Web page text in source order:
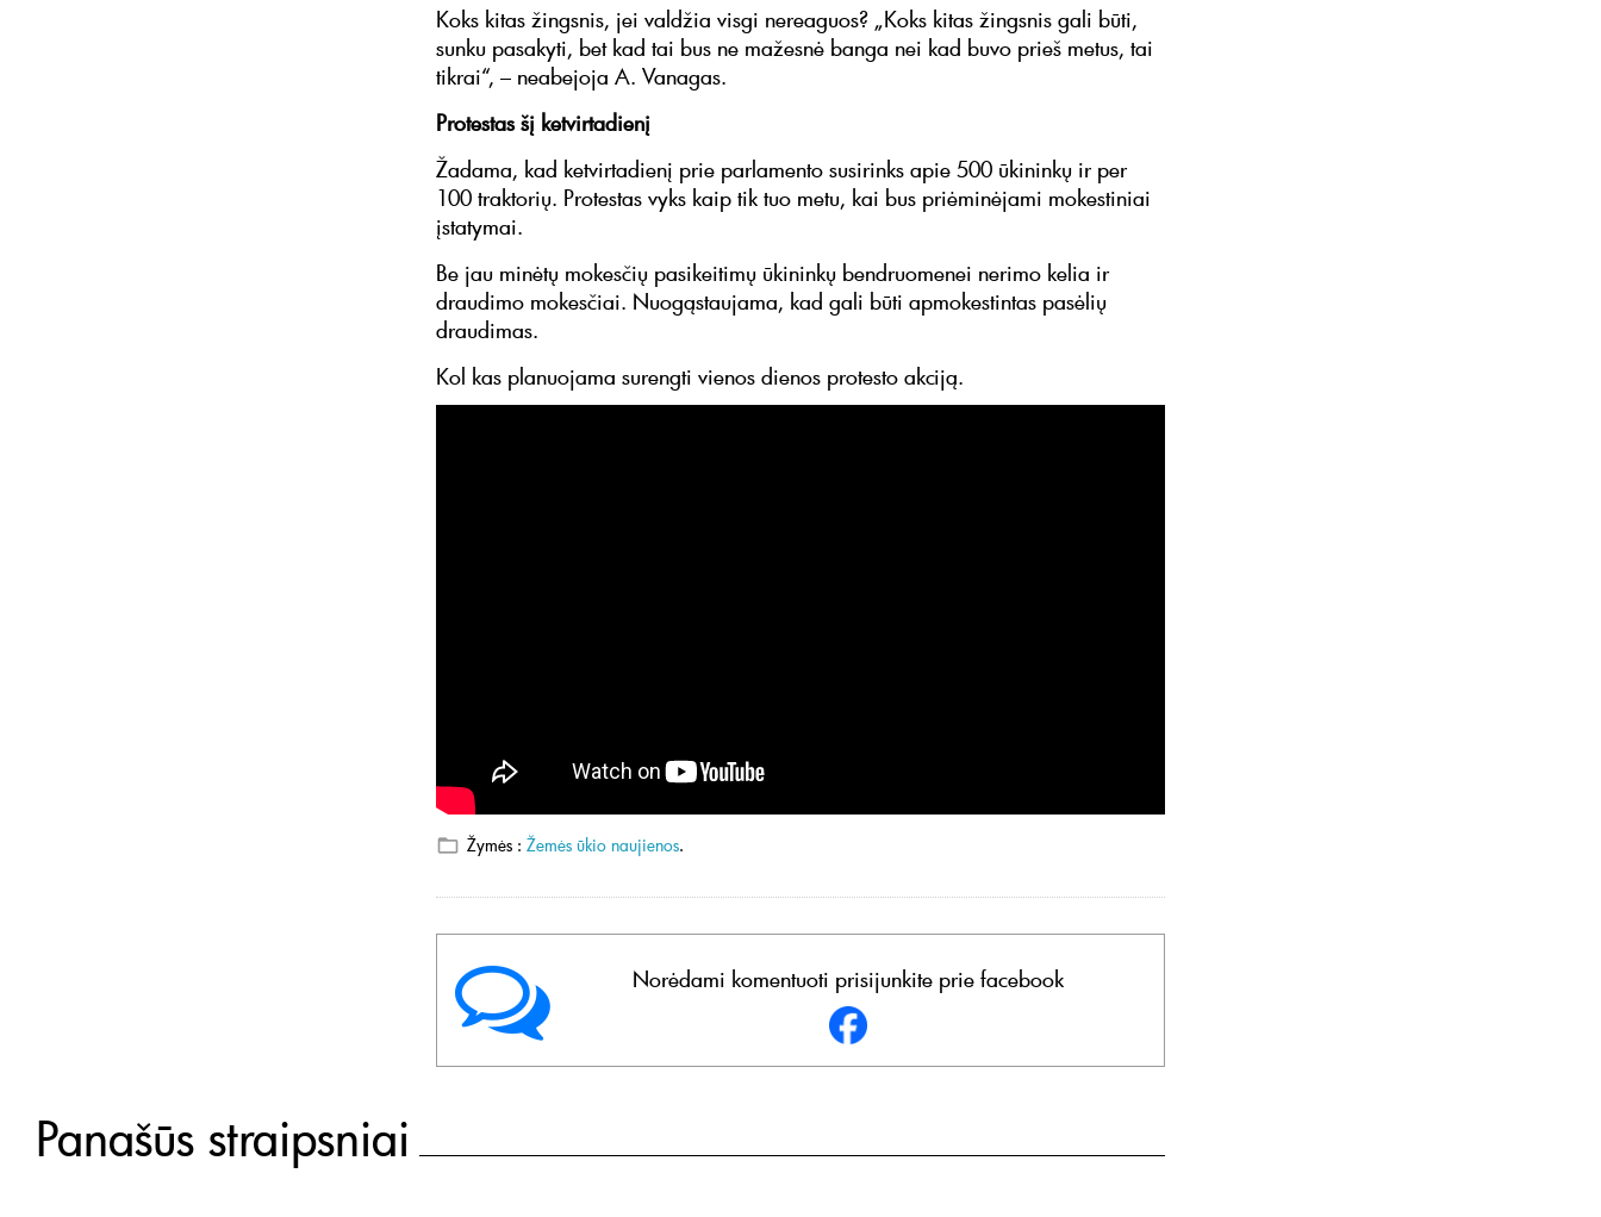
Koks kitas žingsnis, jei valdžia visgi nereaguos? „Koks kitas žingsnis gali būti,
sunku pasakyti, bet kad tai bus ne mažesnė banga nei kad buvo prieš metus, tai
tikrai“, – neabejoja A. Vanagas.
Protestas šį ketvirtadienį
Žadama, kad ketvirtadienį prie parlamento susirinks apie 500 ūkininkų ir per
100 traktorių. Protestas vyks kaip tik tuo metu, kai bus priėminėjami mokestiniai
įstatymai.
Be jau minėtų mokesčių pasikeitimų ūkininkų bendruomenei nerimo kelia ir
draudimo mokesčiai. Nuogąstaujama, kad gali būti apmokestintas pasėlių
draudimas.
Kol kas planuojama surengti vienos dienos protesto akciją.
Žymės : Žemės ūkio naujienos.
Norėdami komentuoti prisijunkite prie facebook
Panašūs straipsniai